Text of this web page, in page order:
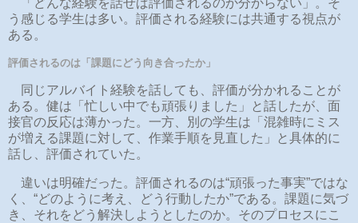
う感じる学生は多い。評価される経験には共通する視点が
ある。
評価されるのは「課題にどう向き合ったか」
同じアルバイト経験を話しても、評価が分かれることが
ある。健は「忙しい中でも頑張りました」と話したが、面
接官の反応は薄かった。一方、別の学生は「混雑時にミス
が増える課題に対して、作業手順を見直した」と具体的に
話し、評価されていた。
違いは明確だった。評価されるのは“頑張った事実”ではな
く、“どのように考え、どう行動したか”である。課題に気づ
き、それをどう解決しようとしたのか。そのプロセスにこ